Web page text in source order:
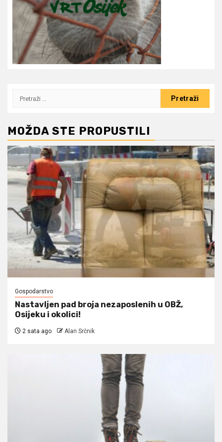
Pretraži:
MOŽDA STE PROPUSTILI
Gospodarstvo
Nastavljen pad broja nezaposlenih u OBŽ,
Osijeku i okolici!
2 sata ago Alan Srčnik